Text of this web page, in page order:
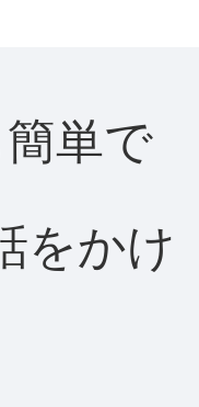
単で
をかけ